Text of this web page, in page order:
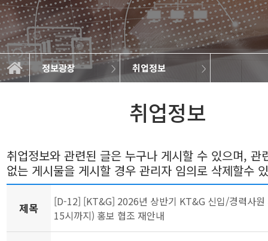
정보광장 취업정보
학과소개
교과과정
학사정보
정보광장
커뮤니티
학과뉴스
취업정보
일반자료실
갤러리
연구실소개
취업정보
취업정보와 관련된 글은 누구나 게시할 수 있으며, 관
없는 게시물을 게시할 경우 관리자 임의로 삭제할수
제목
[D-12] [KT&G] 2026년 상반기 KT&G 신입/경력사
15시까지) 홍보 협조 재안내